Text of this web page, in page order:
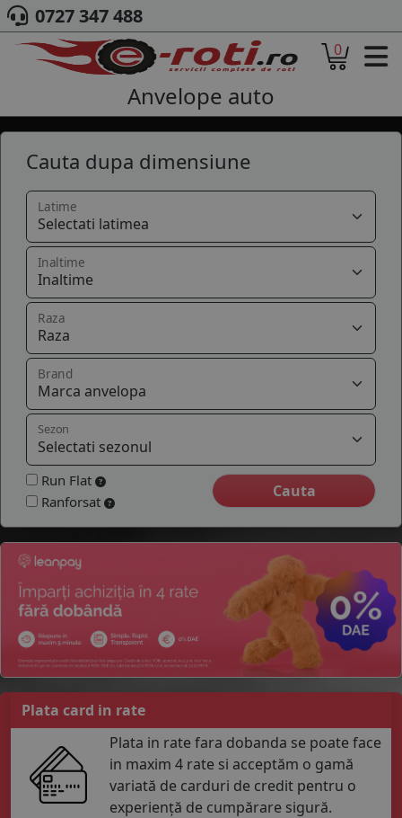
ACASA
DESPRE NOI
ANVELOPE
AUTO
CAMION
CAUTARE DUPA
DIMENSIUNI
CONTACT
0727 347 488
0
Anvelope auto
Cauta dupa dimensiune
Latime
Inaltime
Raza
Brand
Sezon
Run Flat
Ranforsat
Plata card in rate
Plata in rate fara dobanda se poate face
in maxim 4 rate si acceptăm o gamă
variată de carduri de credit pentru o
experiență de cumpărare sigură.